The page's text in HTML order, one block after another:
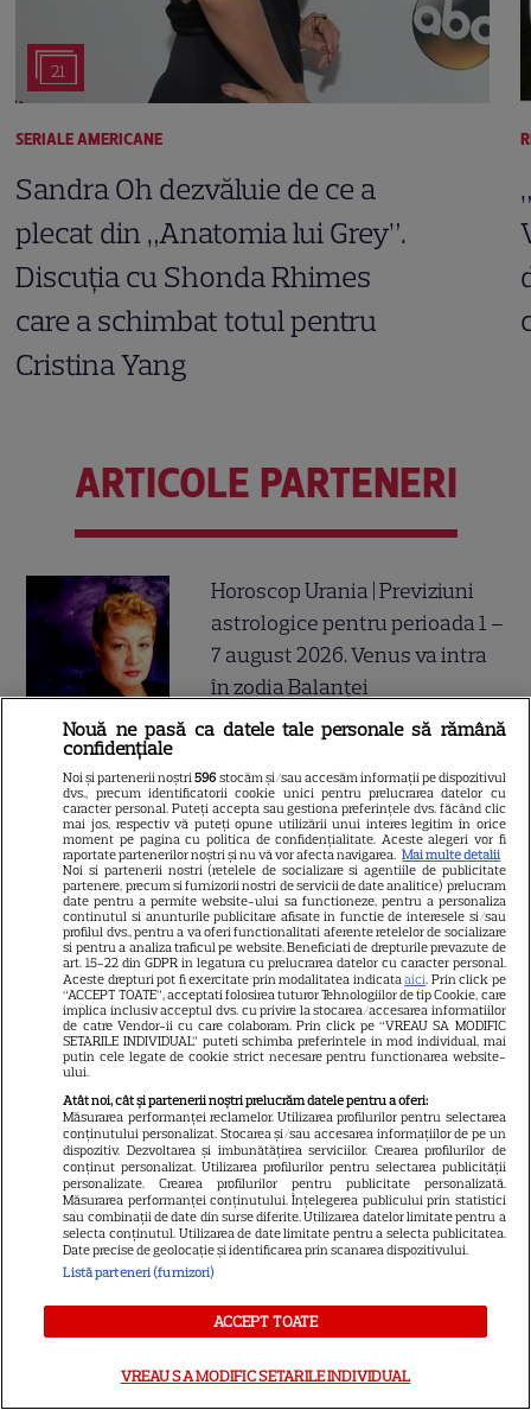
21
SERIALE AMERICANE
Sandra Oh dezvăluie de ce a
plecat din „Anatomia lui Grey”.
Discuția cu Shonda Rhimes
care a schimbat totul pentru
Cristina Yang
ARTICOLE PARTENERI
Horoscop Urania | Previziuni
astrologice pentru perioada 1 –
7 august 2026. Venus va intra
în zodia Balanței
Ulei de perilla – ce este și ce
beneficii are
Cum poate fi consumat
ghimbirul
Ce este decoctul, cum se
obţine şi care sunt utilizările
acestuia
Nouă ne pasă ca datele tale personale să rămână
confidențiale
Noi și partenerii noștri596 stocăm și/sau accesăm informații pe dispozitivul
dvs., precum identificatorii cookie unici pentru prelucrarea datelor cu
caracter personal. Puteți accepta sau gestiona preferințele dvs. făcând clic
mai jos, respectiv vă puteți opune utilizării unui interes legitim în orice
moment pe pagina cu politica de confidențialitate. Aceste alegeri vor fi
raportate partenerilor noștri și nu vă vor afecta navigarea. Mai multe detalii
Noi si partenerii nostri (retelele de socializare si agentiile de publicitate
partenere, precum si furnizorii nostri de servicii de date analitice) prelucram
date pentru a permite website-ului sa functioneze, pentru a personaliza
continutul si anunturile publicitare afisate in functie de interesele si/sau
profilul dvs., pentru a va oferi functionalitati aferente retelelor de socializare
si pentru a analiza traficul pe website. Beneficiati de drepturile prevazute de
art. 15-22 din GDPR in legatura cu prelucrarea datelor cu caracter personal.
Aceste drepturi pot fi exercitate prin modalitatea indicataaici. Prin click pe
“ACCEPT TOATE”, acceptati folosirea tuturor Tehnologiilor de tip Cookie, care
implica inclusiv acceptul dvs. cu privire la stocarea/accesarea informatiilor
de catre Vendor-ii cu care colaboram. Prin click pe “VREAU SA MODIFIC
SETARILE INDIVIDUAL” puteti schimba preferintele in mod individual, mai
putin cele legate de cookie strict necesare pentru functionarea website-
ului.
Atât noi, cât și partenerii noștri prelucrăm datele pentru a oferi:
Măsurarea performanței reclamelor. Utilizarea profilurilor pentru selectarea
conținutului personalizat. Stocarea și/sau accesarea informațiilor de pe un
dispozitiv. Dezvoltarea și îmbunătățirea serviciilor. Crearea profilurilor de
conținut personalizat. Utilizarea profilurilor pentru selectarea publicității
personalizate. Crearea profilurilor pentru publicitate personalizată.
Măsurarea performanței conținutului. Înțelegerea publicului prin statistici
sau combinații de date din surse diferite. Utilizarea datelor limitate pentru a
selecta conținutul. Utilizarea de date limitate pentru a selecta publicitatea.
Date precise de geolocație și identificarea prin scanarea dispozitivului.
Listă parteneri (furnizori)
ACCEPT TOATE
VREAU SA MODIFIC SETARILE INDIVIDUAL